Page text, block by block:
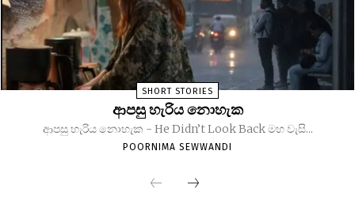
SHORT STORIES
ආපසු හැරිය නොහැක
ආපසු හැරිය නොහැක - He Didn’t Look Back මහ වැසි...
POORNIMA SEWWANDI